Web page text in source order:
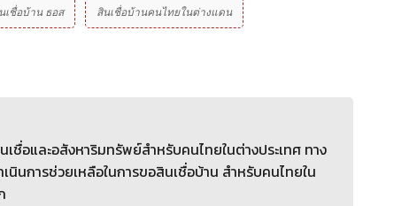
เชื่อบ้าน ธอส สินเชื่อบ้านคนไทยในต่างแดน
ชื่อและอสังหาริมทรัพย์สำหรับคนไทยในต่างประเทศ ทาง
เนินการช่วยเหลือในการขอสินเชื่อบ้าน สำหรับคนไทยใน